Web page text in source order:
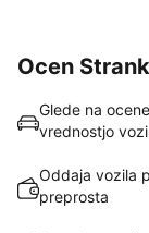
Ocen Strank
Glede na
vrednostjo
Oddaja vozila
preprosta